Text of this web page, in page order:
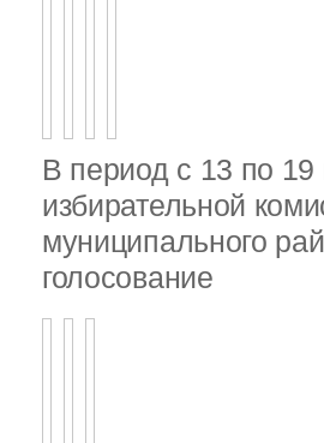
В период с 13 по
избирательной
муниципального
голосование